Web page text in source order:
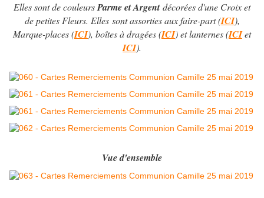
Elles sont de couleursParme et Argentdécorées d'une Croix et
de petites Fleurs. Elles sont assorties aux faire-part (ICI),
Marque-places (ICI), boîtes à dragées (ICI) et lanternes (ICIet
ICI).
Vue d'ensemble